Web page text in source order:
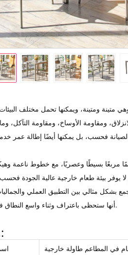
متينة ومتينة، ويمكنها تحمل مختلف
ومقاومة الأوساخ، ومقاومة التآكل،
مربعًا بسيطًا وعصريًا، مع خطوط ناعمة
يوفر بيئة طعام خارجية عالية الجودة
مثالي بين التطبيق العملي
أنها ستحظى باعتراف وثناء واسع النطاق في السوق.
وصف:
في المطاعم طاولة خارجية